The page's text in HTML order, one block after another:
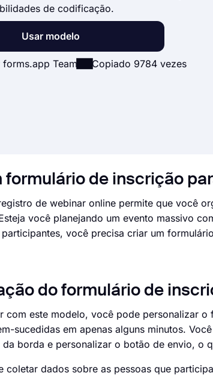
de codificação.
Usar modelo
Team Copiado 9784 vezes
formulário de inscrição
de webinar online permite que você
você planejando um evento massivo
você precisa criar um
do formulário de
com este modelo, você pode personalizar
sucedidas em apenas alguns minutos.
borda e personalizar o botão de envio, o
coletar dados sobre as pessoas que